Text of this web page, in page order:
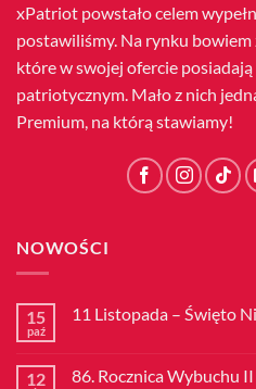
xPatriot powstało celem
postawiliśmy. Na rynku bowiem
które w swojej ofercie
patriotycznym. Mało z nich
Premium, na którą stawiamy!
NOWOŚCI
15
paź
11 Listopada – Święto
11
12 86. Rocznica Wybuchu